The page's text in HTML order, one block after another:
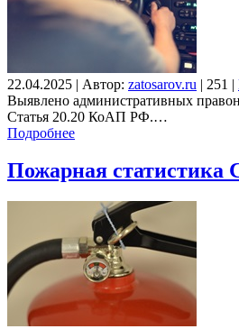
22.04.2025 | Автор: zatosarov.ru | 251 |
Выявлено административных
Статья 20.20 КоАП РФ.…
Подробнее
Пожарная статистика